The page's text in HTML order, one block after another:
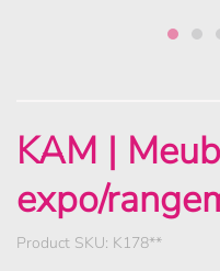
KAM |
expo/
Product SKU: K178**